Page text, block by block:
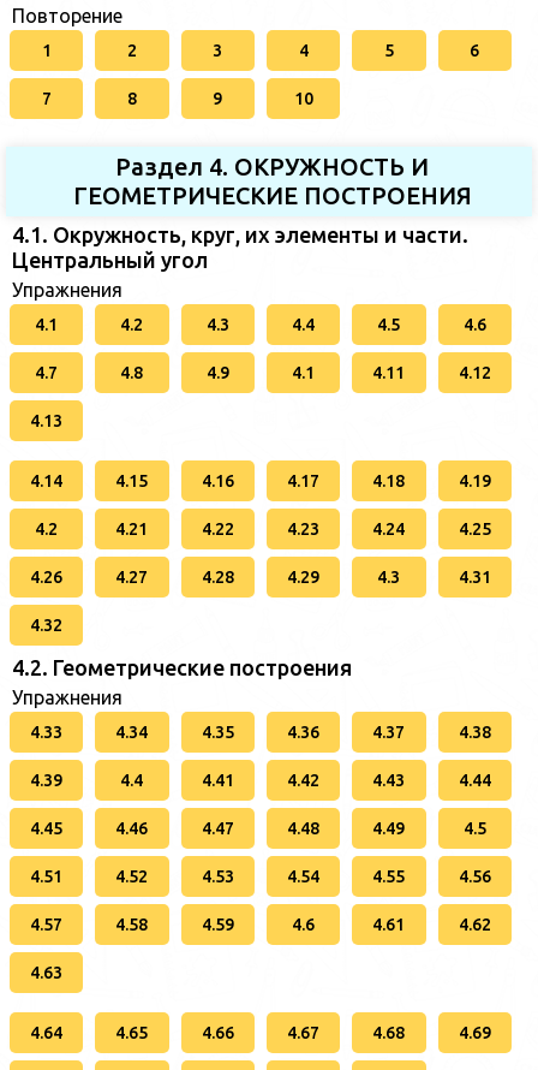
Повторение
1 2 3 4 5 6
7 8 9 10
Раздел 4. ОКРУЖНОСТЬ И
ГЕОМЕТРИЧЕСКИЕ ПОСТРОЕНИЯ
4.1. Окружность, круг, их элементы и части.
Центральный угол
Упражнения
4.1 4.2 4.3 4.4 4.5 4.6
4.7 4.8 4.9 4.1 4.11 4.12
4.13
4.14 4.15 4.16 4.17 4.18 4.19
4.2 4.21 4.22 4.23 4.24 4.25
4.26 4.27 4.28 4.29 4.3 4.31
4.32
4.2. Геометрические построения
Упражнения
4.33 4.34 4.35 4.36 4.37 4.38
4.39 4.4 4.41 4.42 4.43 4.44
4.45 4.46 4.47 4.48 4.49 4.5
4.51 4.52 4.53 4.54 4.55 4.56
4.57 4.58 4.59 4.6 4.61 4.62
4.63
4.64 4.65 4.66 4.67 4.68 4.69